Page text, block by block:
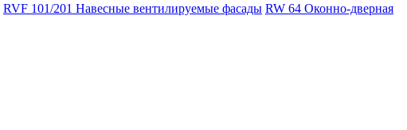
RVF 101/201 Навесные вентилируемые фасады RW 64 Оконно-дверная